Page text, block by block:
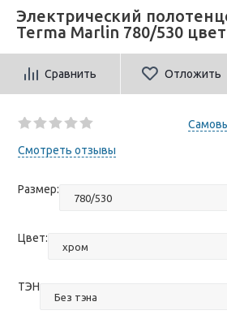
Электрический
Terma Marlin 780/530
Сравнить Отложить
Смотреть отзывы
Размер:
Цвет:
ТЭН